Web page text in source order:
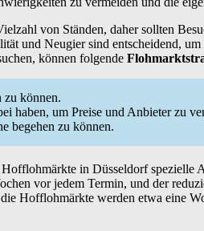
von Ständen, daher sollten
und Neugier sind entscheidend,
können folgende
zu können.
haben, um Preise und Anbieter zu
begehen zu können.
Hofflohmärkte in Düsseldorf
vor jedem Termin, und der
Hofflohmärkte werden etwa eine